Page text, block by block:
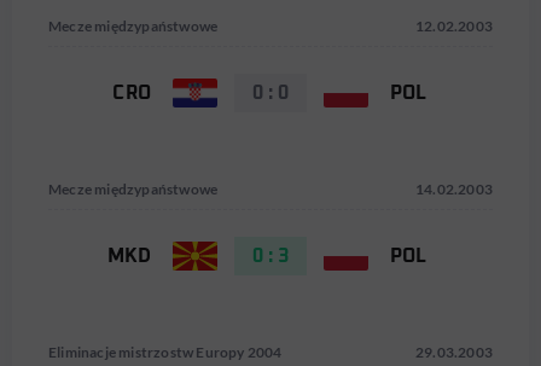
Mecze międzypaństwowe 12.02.2003
CRO 0 : 0 POL
Mecze międzypaństwowe 14.02.2003
MKD 0 : 3 POL
Eliminacje mistrzostw Europy 2004 29.03.2003